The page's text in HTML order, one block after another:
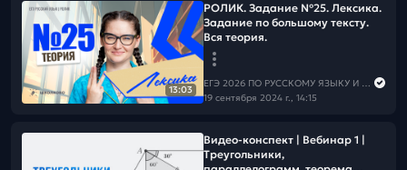
13:03
РОЛИК. Задание №25. Лексика.
Задание по большому тексту.
Вся теория.
ЕГЭ 2026 ПО РУССКОМУ ЯЗЫКУ И МАТЕМАТИКЕ
19 сентября 2024 г., 14:15
Видео-конспект | Вебинар 1 |
Треугольники,